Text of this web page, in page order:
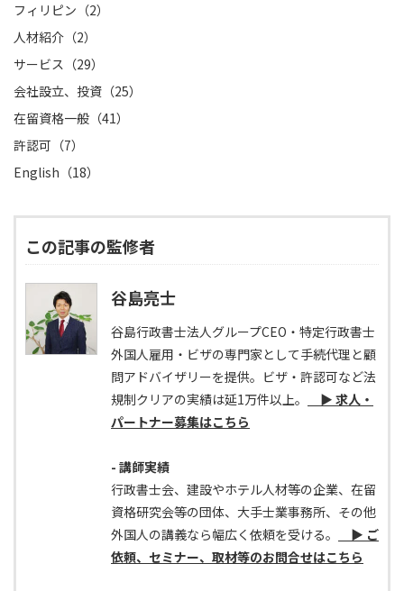
フィリピン（2）
人材紹介（2）
サービス（29）
会社設立、投資（25）
在留資格一般（41）
許認可（7）
English（18）
この記事の監修者
谷島亮士
谷島行政書士法人グループCEO・特定行政書士
外国人雇用・ビザの専門家として手続代理と顧
問アドバイザリーを提供。ビザ・許認可など法
規制クリアの実績は延1万件以上。
▶ 求人・
パートナー募集はこちら
- 講師実績
行政書士会、建設やホテル人材等の企業、在留
資格研究会等の団体、大手士業事務所、その他
外国人の講義なら幅広く依頼を受ける。
▶ ご
依頼、セミナー、取材等のお問合せはこちら